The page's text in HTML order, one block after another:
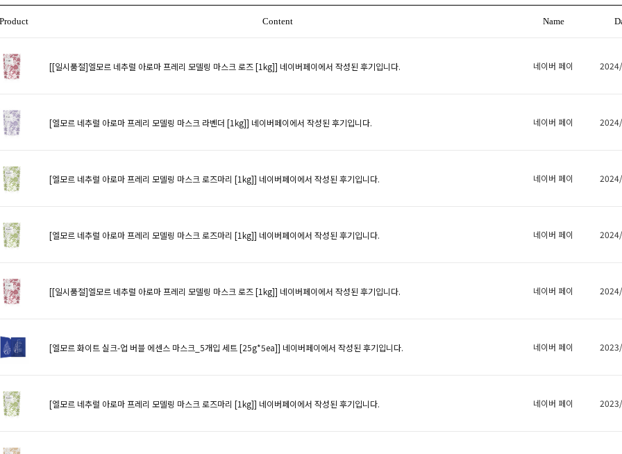
Product Content Name
[[일시품절]엘모르 네추럴 아로마 프레리 모델링 마스크 로즈 [1kg]] 네이버페이에서 작성된 후기입니다. 네이버 페이
[엘모르 네추럴 아로마 프레리 모델링 마스크 라벤더 [1kg]] 네이버페이에서 작성된 후기입니다. 네이버 페이
[엘모르 네추럴 아로마 프레리 모델링 마스크 로즈마리 [1kg]] 네이버페이에서 작성된 후기입니다. 네이버 페이
[엘모르 네추럴 아로마 프레리 모델링 마스크 로즈마리 [1kg]] 네이버페이에서 작성된 후기입니다. 네이버 페이
[[일시품절]엘모르 네추럴 아로마 프레리 모델링 마스크 로즈 [1kg]] 네이버페이에서 작성된 후기입니다. 네이버 페이
[엘모르 화이트 실크-업 버블 에센스 마스크_5개입 세트 [25g*5ea]] 네이버페이에서 작성된 후기입니다. 네이버 페이
[엘모르 네추럴 아로마 프레리 모델링 마스크 로즈마리 [1kg]] 네이버페이에서 작성된 후기입니다. 네이버 페이